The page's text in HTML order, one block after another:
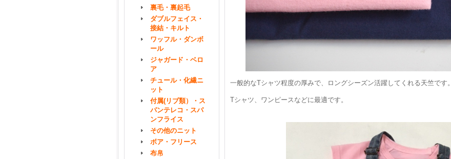
裏毛・裏起毛
ダブルフェイス・
接結・キルト
ワッフル・ダンボ
ール
ジャガード・ベロ
ア
チュール・化繊ニ
ット
付属(リブ類）・ス
パンテレコ・スパ
ンフライス
その他のニット
ボア・フリース
布帛
一般的なTシャツ程度の厚みで、ロングシーズン活躍してくれる天竺です。
Tシャツ、ワンピースなどに最適です。